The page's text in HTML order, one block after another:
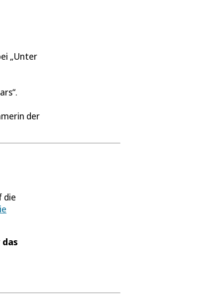
„Unter
der
die
das